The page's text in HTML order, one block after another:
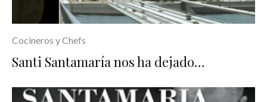
Cocineros y Chefs
Santi Santamaría nos ha dejado…